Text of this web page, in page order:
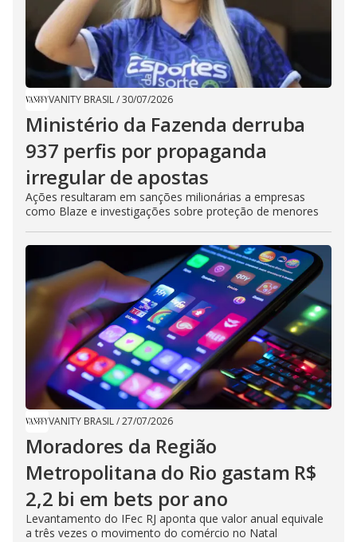
VANITY BRASIL/30/07/2026
Ministério da Fazenda derruba
937 perfis por propaganda
irregular de apostas
Ações resultaram em sanções milionárias a empresas
como Blaze e investigações sobre proteção de menores
VANITY BRASIL/27/07/2026
Moradores da Região
Metropolitana do Rio gastam R$
2,2 bi em bets por ano
Levantamento do IFec RJ aponta que valor anual equivale
a três vezes o movimento do comércio no Natal